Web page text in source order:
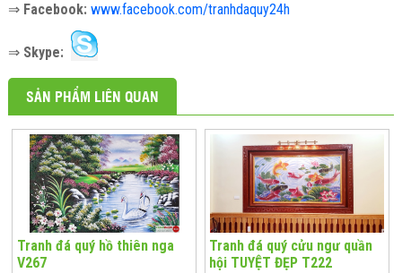
⇒ Facebook: www.facebook.com/tranhdaquy24h
⇒ Skype:
SẢN PHẨM LIÊN QUAN
Tranh đá quý hồ thiên nga
V267
Tranh đá quý cửu ngư quần
hội TUYỆT ĐẸP T222